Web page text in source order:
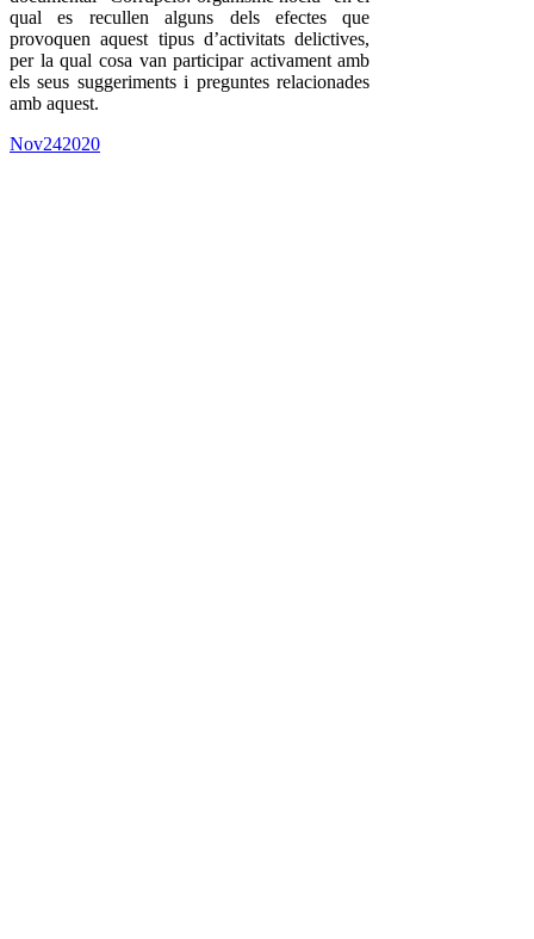
qual es recullen alguns dels efectes que
provoquen aquest tipus d’activitats delictives,
per la qual cosa van participar activament amb
els seus suggeriments i preguntes relacionades
amb aquest.
Nov242020